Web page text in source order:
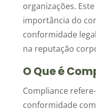
organizações.
importância do
conformidade
na reputação
O Que é
Compliance
conformidade